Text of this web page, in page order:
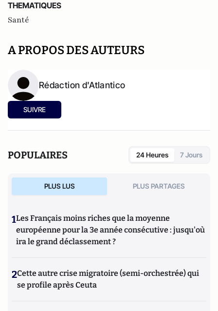
THEMATIQUES
Santé
A PROPOS DES AUTEURS
Rédaction d'Atlantico
SUIVRE
POPULAIRES 24 Heures 7 Jours
PLUS LUS PLUS PARTAGES
1Les Français moins riches que la moyenne
européenne pour la 3e année consécutive : jusqu'où
ira le grand déclassement ?
2Cette autre crise migratoire (semi-orchestrée) qui
se profile après Ceuta